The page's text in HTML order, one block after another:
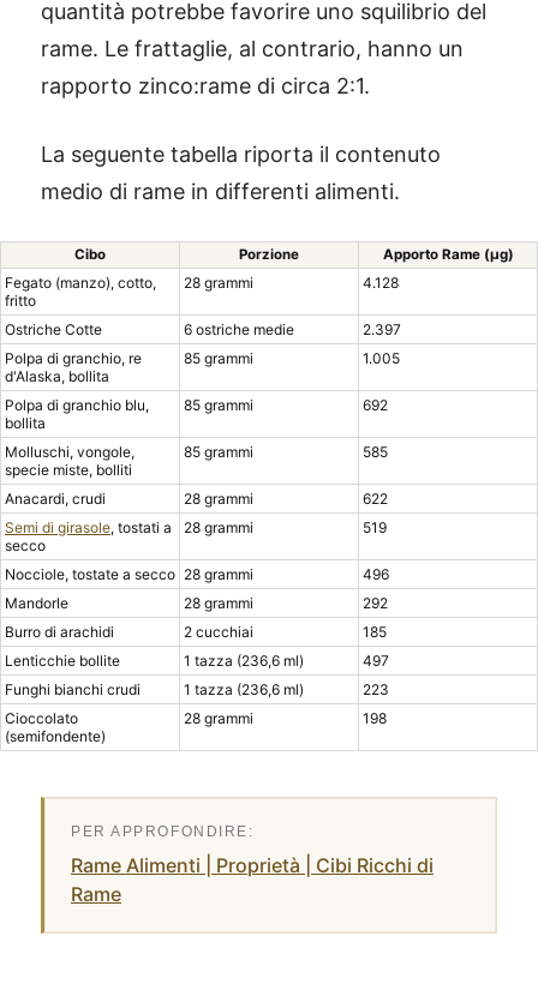
quantità potrebbe favorire uno squilibrio del
rame. Le frattaglie, al contrario, hanno un
rapporto zinco:rame di circa 2:1.
La seguente tabella riporta il contenuto
medio di rame in differenti alimenti.
Cibo Porzione Apporto Rame (μg)
Fegato (manzo), cotto,
fritto
28 grammi 4.128
Ostriche Cotte 6 ostriche medie
2.397
Polpa di granchio, re
d'Alaska, bollita
85 grammi 1.005
Polpa di granchio blu,
bollita
85 grammi 692
Molluschi, vongole,
specie miste, bolliti
85 grammi 585
Anacardi, crudi 28 grammi
622
Semi di girasole, tostati a
secco
28 grammi 519
Nocciole, tostate a secco 28 grammi
496
Mandorle
28 grammi
292
Burro di arachidi
2 cucchiai
185
Lenticchie bollite
1 tazza (236,6 ml)
497
Funghi bianchi crudi
1 tazza (236,6 ml)
223
Cioccolato
(semifondente)
28 grammi 198
Rame Alimenti | Proprietà | Cibi Ricchi di
Rame